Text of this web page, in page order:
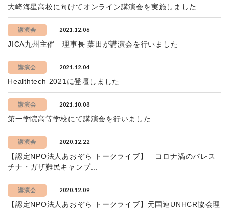
大崎海星高校に向けてオンライン講演会を実施しました
講演会 2021.12.06
JICA九州主催 理事長 葉田が講演会を行いました
講演会 2021.12.04
Healthtech 2021に登壇しました
講演会 2021.10.08
第一学院高等学校にて講演会を行いました
講演会 2020.12.22
【認定NPO法人あおぞら トークライブ】 コロナ渦のパレス
チナ・ガザ難民キャンプ...
講演会 2020.12.09
【認定NPO法人あおぞら トークライブ】元国連UNHCR協会理